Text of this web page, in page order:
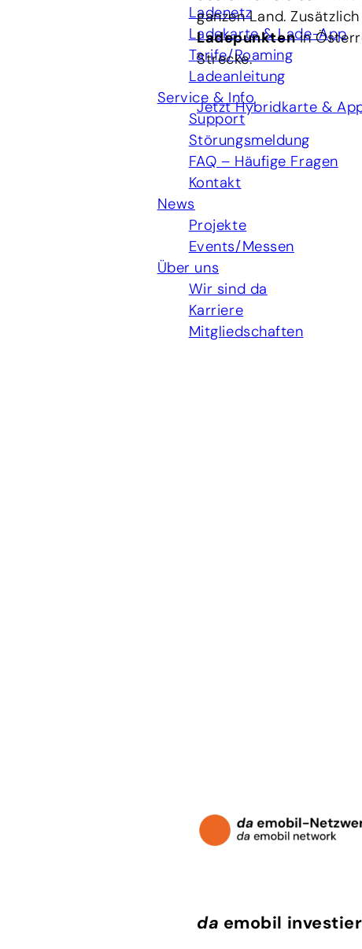
Ladenetz
Ladekarte & Lade-App
Tarife/Roaming
Ladeanleitung
Service & Info
Support
Störungsmeldung
FAQ – Häufige Fragen
Kontakt
News
Projekte
Events/Messen
Über uns
Wir sind da
Karriere
Mitgliedschaften
ganzen Land.
Ladepunktenin
Strecke.
Jetzt Hybridkarte &
da emobil